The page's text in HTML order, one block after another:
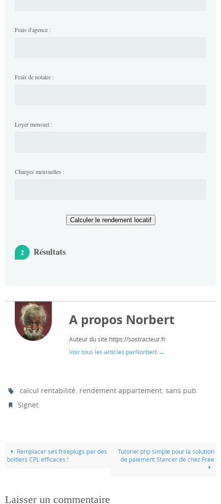
Frais d'agence :
Frais de notaire :
Loyer mensuel :
Charges mensuelles :
Calculer le rendement locatif
2 Résultats
A propos Norbert
Auteur du site https://sostracteur.fr
Voir tous les articles parNorbert →
calcul rentabilité, rendement appartement,sans pub.
Signet.
Remplacer ses freeplugs par des
boitiers CPL efficaces !
Tutoriel php simple pour la solution
de paiement Stancer de chez Free
Laisser un commentaire